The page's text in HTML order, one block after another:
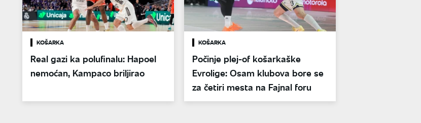
KOŠARKA
Real gazi ka polufinalu: Hapoel
nemoćan, Kampaco briljirao
KOŠARKA
Počinje plej-of košarkaške
Evrolige: Osam klubova bore se
za četiri mesta na Fajnal foru